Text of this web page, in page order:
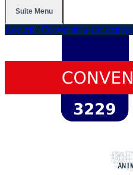
Suite Menu
Accueil / Conventions Collectives